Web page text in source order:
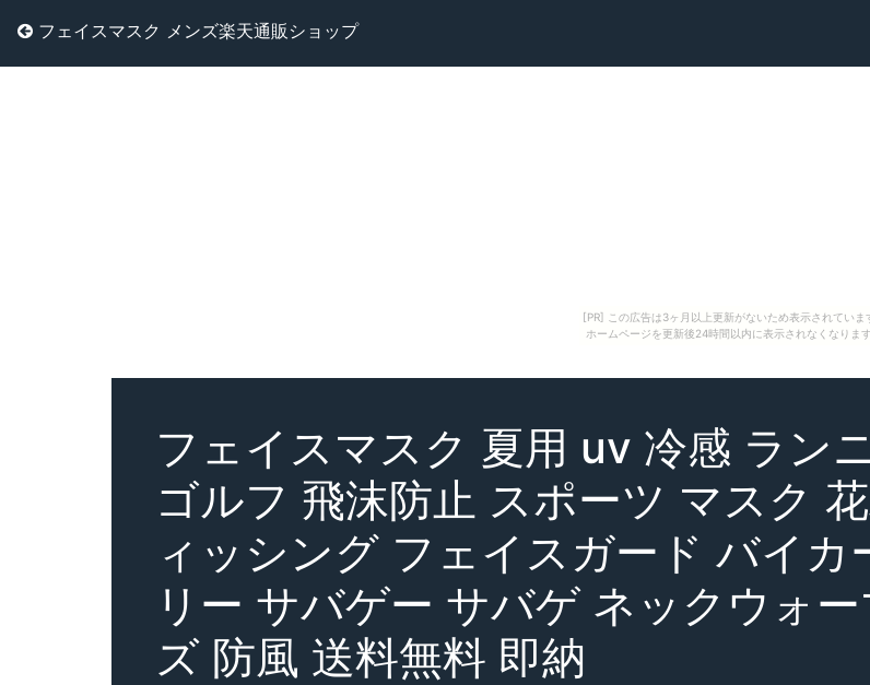
[PR] この広告は3ヶ月以上更新がないため表示されていま
ホームページを更新後24時間以内に表示されなくなります
フェイスマスク メンズ楽天通販ショップ
フェイスマスク 夏用 uv 冷感 ラン
ゴルフ 飛沫防止 スポーツ マスク
ィッシング フェイスガード バイ
リー サバゲー サバゲ ネックウォ
ズ 防風 送料無料 即納